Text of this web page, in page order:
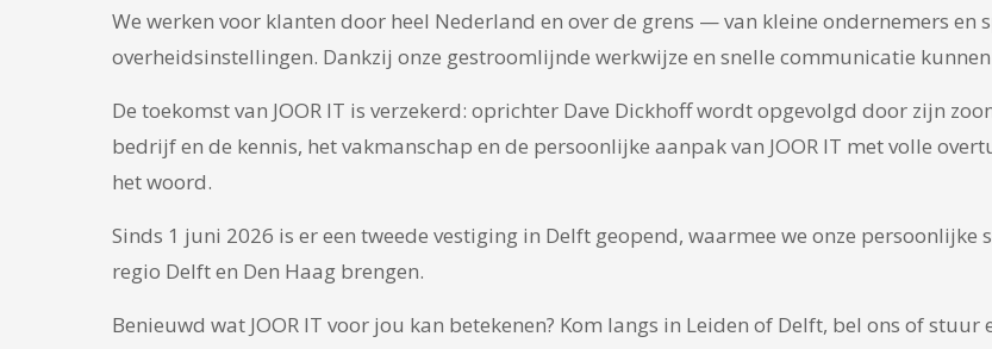
We werken voor klanten door heel Nederland en over de grens — van kleine ondernemers
overheidsinstellingen. Dankzij onze gestroomlijnde werkwijze en snelle communicatie
De toekomst van JOOR IT is verzekerd: oprichter Dave Dickhoff wordt opgevolgd door zijn
bedrijf en de kennis, het vakmanschap en de persoonlijke aanpak van JOOR IT met volle
het woord.
Sinds 1 juni 2026 is er een tweede vestiging in Delft geopend, waarmee we onze
regio Delft en Den Haag brengen.
Benieuwd wat JOOR IT voor jou kan betekenen? Kom langs in Leiden of Delft, bel ons of